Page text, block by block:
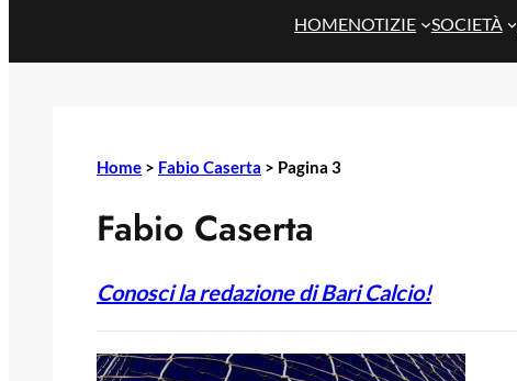
HOMENOTIZIE SOCIETÀ
Home > Fabio Caserta > Pagina 3
Fabio Caserta
Conosci la redazione di Bari Calcio!